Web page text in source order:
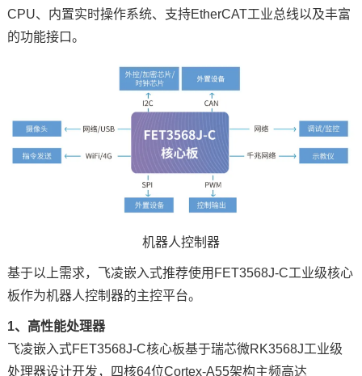
CPU、内置实时操作系统、支持EtherCAT工业总线以及丰富
的功能接口。
机器人控制器
基于以上需求， 飞凌嵌入式推荐使用FET3568J-C工业级核心
板作为机器人控制器的主控平台。
1、高性能处理器
飞凌嵌入式FET3568J-C核心板基于瑞芯微RK3568J工业级
处理器设计开发，四核64位Cortex-A55架构主频高达